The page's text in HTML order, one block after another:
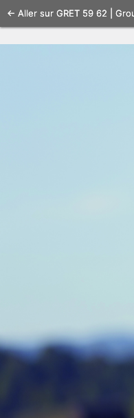
Se
connecter
← Aller sur GRET 59 62 |